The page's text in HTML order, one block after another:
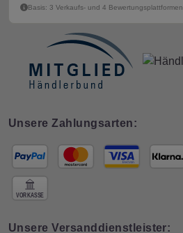
Basis: 3 Verkaufs- und 4 Bewertungsplattformen
Unsere Zahlungsarten:
Unsere Versanddienstleister: